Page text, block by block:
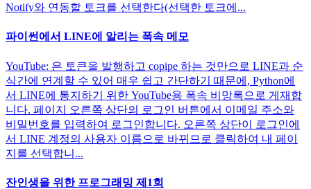
Notify와 연동할 토크를 선택한다(선택한 토크에...
파이썬에서 LINE에 알리는 폭속 메모
YouTube: 은 토큰을 발행하고 copipe 하는 것만으로 LINE과 순
식간에 연계할 수 있어 매우 쉽고 간단하기 때문에, Python에
서 LINE에 통지하기 위한 YouTube용 폭속 비망록으로 게재합
니다. 페이지 오른쪽 상단의 로그인 버튼에서 이메일 주소와
비밀번호를 입력하여 로그인합니다. 오른쪽 상단이 로그인에
서 LINE 계정의 사용자 이름으로 바뀌므로 클릭하여 내 페이
지를 선택합니...
잔인생을 위한 프로그래밍 제1회